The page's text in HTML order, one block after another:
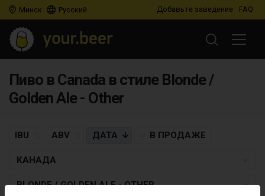
Минск Русский Добавьте заведение FAQ
Пиво в Canada в стиле Blonde /
Golden Ale - Other
IBU ABV ДАТА В ПРОДАЖЕ
КАНАДА
BLONDE / GOLDEN ALE - OTHER